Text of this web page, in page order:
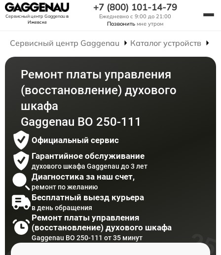
Сервисный центр Gaggenauв
Ижевске
+7 (800) 101-14-79
Ежедневно с 9:00 до 21:00
Позвонить мне утром
Сервисный центр Gaggenau Каталог устройств
Ремонт платы управления
(восстановление) духового
шкафа
Gaggenau BO 250-111
Официальный сервис
Гарантийное обслуживание
духового шкафа Gaggenau до 3 лет
Диагностика за наш счет,
ремонт по желанию
Бесплатный выезд курьера
в день обращения
Ремонт платы управления
(восстановление) духового шкафа
Gaggenau BO 250-111 от 35 минут